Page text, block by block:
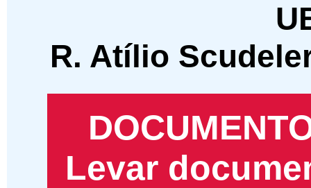
R. Atílio
Levar